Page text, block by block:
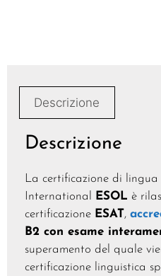
Descrizione
Descrizione
La certificazione di lingua
International
ESOL è
certificazione ESAT,
B2 con esame
superamento del quale
certificazione linguistica